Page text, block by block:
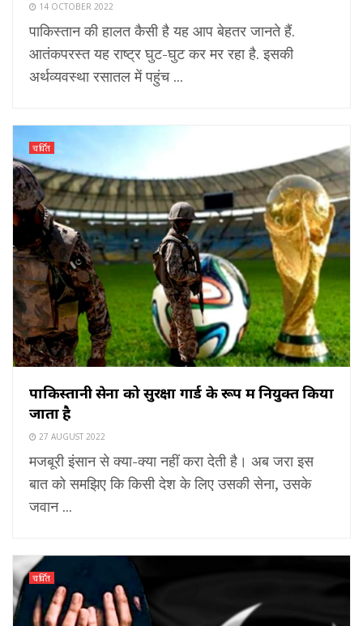
14 OCTOBER 2022
पाकिस्तान की हालत कैसी है यह आप बेहतर जानते हैं.
आतंकपरस्त यह राष्ट्र घुट-घुट कर मर रहा है. इसकी
अर्थव्यवस्था रसातल में पहुंच ...
चर्चित
पाकिस्तानी सेना को सुरक्षा गार्ड के रूप में नियुक्त किया
जाता है
27 AUGUST 2022
मजबूरी इंसान से क्या-क्या नहीं करा देती है। अब जरा इस
बात को समझिए कि किसी देश के लिए उसकी सेना, उसके
जवान ...
चर्चित